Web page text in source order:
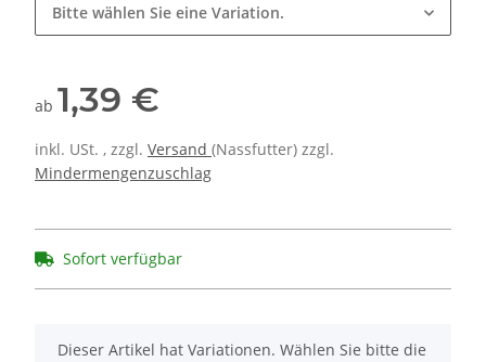
Bitte wählen Sie eine Variation.
ab 1,39 €
inkl. USt. , zzgl. Versand (Nassfutter) zzgl.
Mindermengenzuschlag
Sofort verfügbar
x
Dieser Artikel hat Variationen. Wählen Sie bitte die